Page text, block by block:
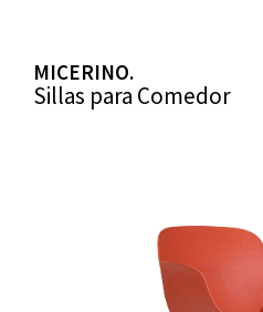
MICERINO.
Sillas para Comedor